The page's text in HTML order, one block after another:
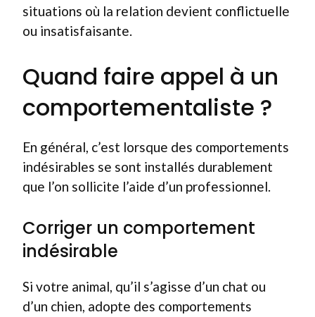
situations où la relation devient conflictuelle
ou insatisfaisante.
Quand faire appel à un
comportementaliste ?
En général, c’est lorsque des comportements
indésirables se sont installés durablement
que l’on sollicite l’aide d’un professionnel.
Corriger un comportement
indésirable
Si votre animal, qu’il s’agisse d’un chat ou
d’un chien, adopte des comportements